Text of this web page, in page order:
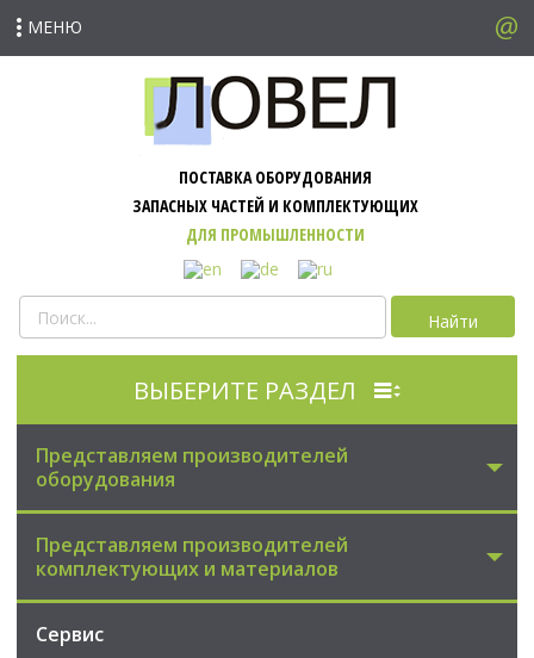
МЕНЮ
ПОСТАВКА ОБОРУДОВАНИЯ
ЗАПАСНЫХ ЧАСТЕЙ И КОМПЛЕКТУЮЩИХ
ДЛЯ ПРОМЫШЛЕННОСТИ
Найти
ВЫБЕРИТЕ РАЗДЕЛ
Представляем производителей
оборудования
Представляем производителей
комплектующих и материалов
Сервис